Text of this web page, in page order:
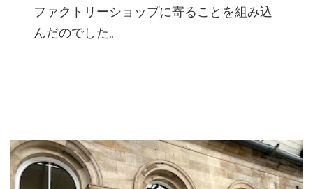
ファクトリーショップに寄ることを組み込
んだのでした。